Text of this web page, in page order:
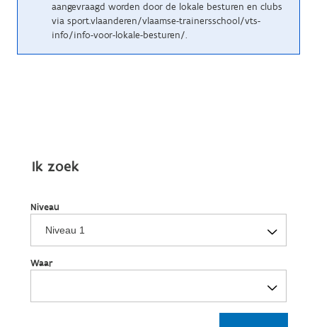
aangevraagd worden door de lokale besturen en clubs
via sport.vlaanderen/vlaamse-trainersschool/vts-
info/info-voor-lokale-besturen/.